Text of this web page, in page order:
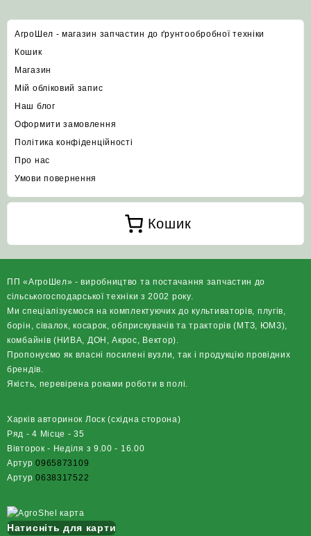
АгроШел - магазин запчастин до ґрунтообробної техніки
Кошик
Магазин
Мій обліковий запис
Наш блог
Оформити замовлення
Політика конфіденційності
Про нас
Умови повернення
Кошик
ПП «АгроШел» - виробництво та постачання запчастин до
сільськогосподарської техніки з 2002 року.
Ми спеціалізуємося на комплектуючих до культиваторів, плугів,
борін, сівалок, косарок, обприскувачів та тракторів (МТЗ, ЮМЗ),
комбайнів (НИВА, ДОН, Акрос, Вектор).
Пропонуємо як власні посилені вузли, так і продукцію провідних
брендів.
Якість, перевірена роками роботи в полі.
Харків авторинок Лоск (східна сторона)
Ряд - 4 Місце - 35
Вівторок - Неділя з 9.00 - 16.00
Артур0965873109
Артур0638317522
Натисніть для карти